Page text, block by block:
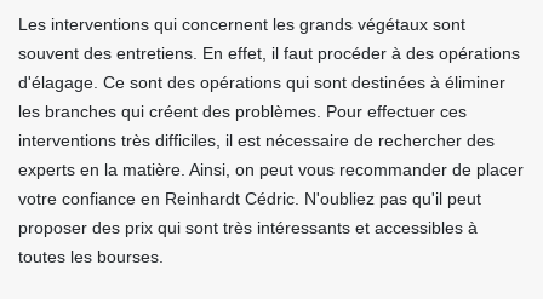
Les interventions qui concernent les grands végétaux sont
souvent des entretiens. En effet, il faut procéder à des opérations
d'élagage. Ce sont des opérations qui sont destinées à éliminer
les branches qui créent des problèmes. Pour effectuer ces
interventions très difficiles, il est nécessaire de rechercher des
experts en la matière. Ainsi, on peut vous recommander de placer
votre confiance en Reinhardt Cédric. N'oubliez pas qu'il peut
proposer des prix qui sont très intéressants et accessibles à
toutes les bourses.